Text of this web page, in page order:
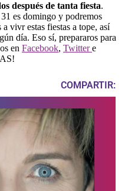
después de tanta fiesta.
es domingo y podremos
vivr estas fiestas a tope, así
día. Eso sí, prepararos para
en Facebook, Twittere
COMPARTIR: